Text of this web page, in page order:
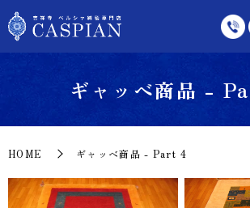
ギャッベ商品 -
HOME ギャッベ商品 - Part 4